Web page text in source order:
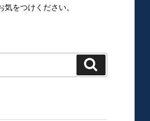
をつけください。